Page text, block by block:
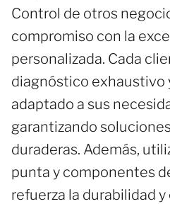
Control de otros
compromiso con la
personalizada. Cada
diagnóstico exhaustivo
adaptado a sus
garantizando
duraderas. Además,
punta y componentes
refuerza la durabilidad